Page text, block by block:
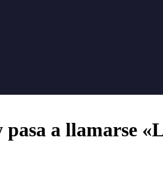
a llamarse